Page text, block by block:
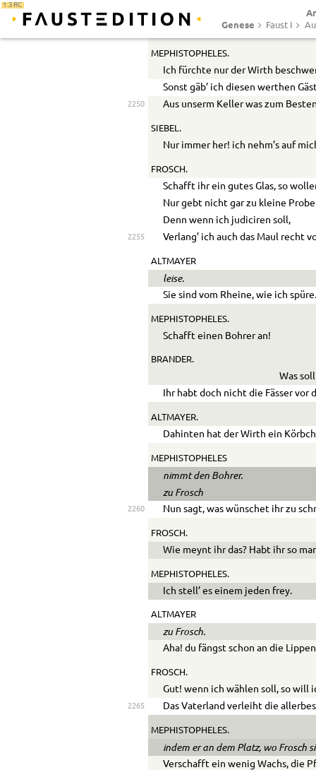
1.3 RC
Genese
Faust I
SIEBEL.
Wir mögen das nicht wieder
MEPHISTOPHELES.
Ich fürchte nur der Wirth
Sonst gäb’ ich diesen werthen
2250 Aus unserm Keller was zum
SIEBEL.
Nur immer her! ich nehm’s auf
FROSCH.
Schafft ihr ein gutes Glas, so
Nur gebt nicht gar zu kleine
Denn wenn ich judiciren soll,
2255 Verlang’ ich auch das Maul recht
ALTMAYER
leise.
Sie sind vom Rheine, wie ich
MEPHISTOPHELES.
Schafft einen Bohrer an!
BRANDER.
Was
Ihr habt doch nicht die Fässer vor
ALTMAYER.
Dahinten hat der Wirth ein
MEPHISTOPHELES
nimmt den Bohrer.
zu Frosch
2260 Nun sagt, was wünschet ihr zu
FROSCH.
Wie meynt ihr das? Habt ihr so
MEPHISTOPHELES.
Ich stell’ es einem jeden frey.
ALTMAYER
zu Frosch.
Aha! du fängst schon an die
FROSCH.
Gut! wenn ich wählen soll, so will
2265 Das Vaterland verleiht die
MEPHISTOPHELES.
indem er an dem Platz, wo Frosch
Verschafft ein wenig Wachs, die